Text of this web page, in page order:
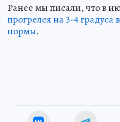
Ранее мы писали, что в
прогрелся на 3-4
нормы.